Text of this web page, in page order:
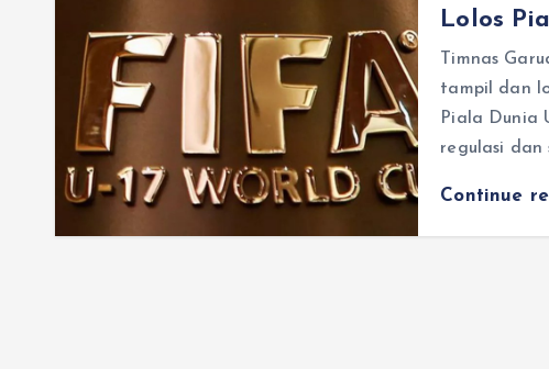
Lolos
Timnas
tampil dan
Piala Dunia
regulasi
Continue